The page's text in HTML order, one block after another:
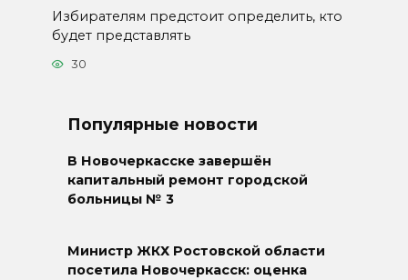
Избирателям предстоит определить, кто
будет представлять
30
Популярные новости
В Новочеркасске завершён
капитальный ремонт городской
больницы № 3
Министр ЖКХ Ростовской области
посетила Новочеркасск: оценка